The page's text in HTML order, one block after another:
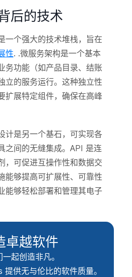
后的技术
一个强大的技术堆栈，旨在
性. .微服务架构是一个基本
务功能（如产品目录、结账
立的服务运行。这种独立性
扩展特定组件，确保在高峰
计是另一个基石，可实现各
之间的无缝集成。API 是连
，可促进互操作性和数据交
能够提高可扩展性、可靠性
能够轻松部署和管理其电子
卓越软件
起创造非凡。
供无与伦比的软件质量。